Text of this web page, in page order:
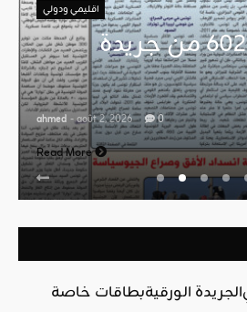
اقليمي ودولي
صدور العدد 602 من جريدة
ahmed - août 2, 2026 0
Read More
الجريدة الورقيةبطاقات خاصة